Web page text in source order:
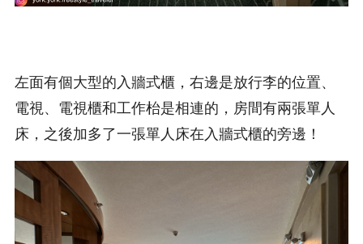
左面有個大型的入牆式櫃，右邊是放行李的位置、
電視、電視櫃和工作枱是相連的，房間有兩張單人
床，之後加多了一張單人床在入牆式櫃的旁邊！